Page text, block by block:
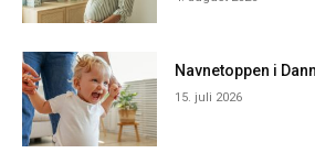
Navnetoppen i
15. juli 2026